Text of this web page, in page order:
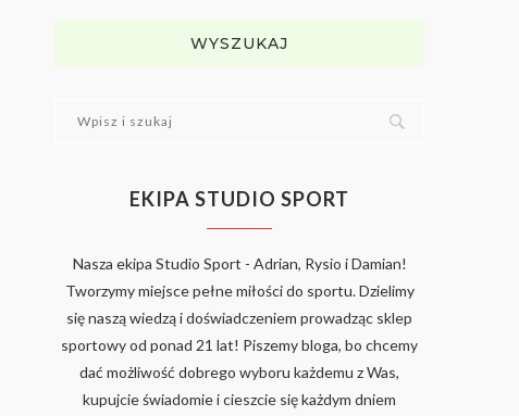
WYSZUKAJ
EKIPA STUDIO SPORT
Nasza ekipa Studio Sport - Adrian, Rysio i Damian!
Tworzymy miejsce pełne miłości do sportu. Dzielimy
się naszą wiedzą i doświadczeniem prowadząc sklep
sportowy od ponad 21 lat! Piszemy bloga, bo chcemy
dać możliwość dobrego wyboru każdemu z Was,
kupujcie świadomie i cieszcie się każdym dniem